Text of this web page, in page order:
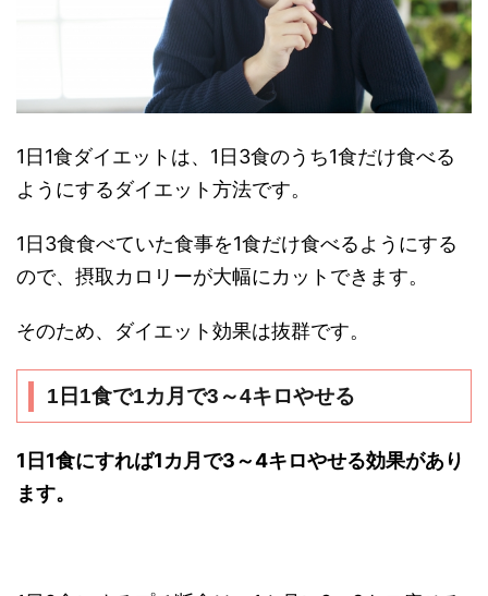
1日1食ダイエットは、1日3食のうち1食だけ食べる
ようにするダイエット方法です。
1日3食食べていた食事を1食だけ食べるようにする
ので、摂取カロリーが大幅にカットできます。
そのため、ダイエット効果は抜群です。
1日1食で1カ月で3～4キロやせる
1日1食にすれば1カ月で3～4キロやせる効果があり
ます。